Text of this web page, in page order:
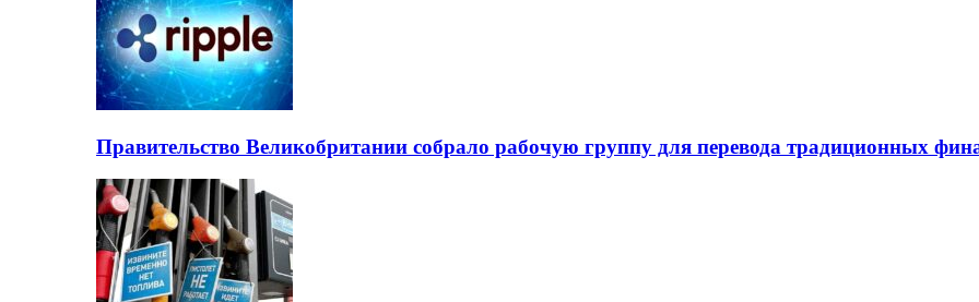
Правительство Великобритании собрало рабочую группу для перевода традиционных